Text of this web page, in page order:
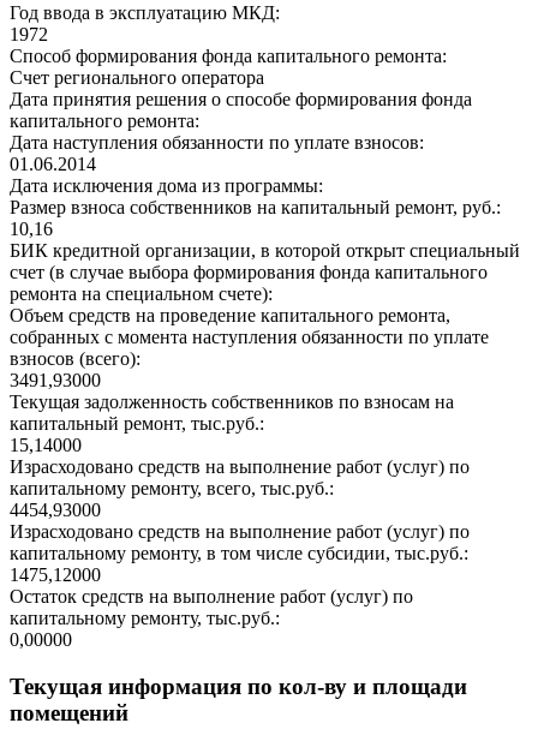
Год ввода в эксплуатацию МКД:
1972
Способ формирования фонда капитального ремонта:
Счет регионального оператора
Дата принятия решения о способе формирования фонда
капитального ремонта:
Дата наступления обязанности по уплате взносов:
01.06.2014
Дата исключения дома из программы:
Размер взноса собственников на капитальный ремонт, руб.:
10,16
БИК кредитной организации, в которой открыт специальный
счет (в случае выбора формирования фонда капитального
ремонта на специальном счете):
Объем средств на проведение капитального ремонта,
собранных с момента наступления обязанности по уплате
взносов (всего):
3491,93000
Текущая задолженность собственников по взносам на
капитальный ремонт, тыс.руб.:
15,14000
Израсходовано средств на выполнение работ (услуг) по
капитальному ремонту, всего, тыс.руб.:
4454,93000
Израсходовано средств на выполнение работ (услуг) по
капитальному ремонту, в том числе субсидии, тыс.руб.:
1475,12000
Остаток средств на выполнение работ (услуг) по
капитальному ремонту, тыс.руб.:
0,00000
Текущая информация по кол-ву и площади
помещений